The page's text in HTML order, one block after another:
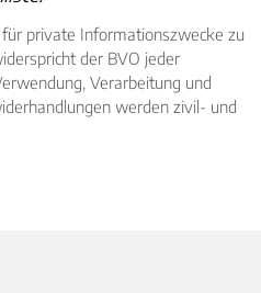
private Informationszwecke zu
der BVO jeder
Verarbeitung und
werden zivil- und